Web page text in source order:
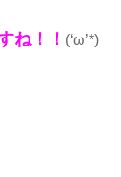
ね！！ (‘ω’*)